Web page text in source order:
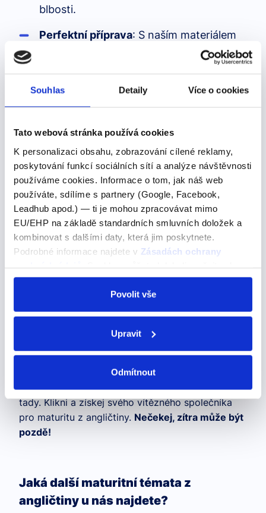
Souhlas Detaily Více o cookies
Tato webová stránka používá cookies
K personalizaci obsahu, zobrazování cílené reklamy,
poskytování funkcí sociálních sítí a analýze návštěvnosti
používáme cookies. Informace o tom, jak náš web
používáte, sdílíme s partnery (Google, Facebook,
Leadhub apod.) — ti je mohou zpracovávat mimo
EU/EHP na základě standardních smluvních doložek a
kombinovat s dalšími daty, která jim poskytnete.
Podrobné informace najdete v Zásadách ochrany
odvolat v nastavení cookies, případně se obrátit na
Povolit vše
Upravit
Odmítnout
blbosti.
Perfektní příprava: S naším materiálem
se dostaneš na úroveň, o které jsi ani
ve dvou obtížnostech, s kterými zaručeně
Základní – jednoduššígramatika a slovní
zásoba, pokud chceš hlavně prolézt
Pokročilá
– pokročilá gramatika a slovní
zásoba, kdybys chtěl udělat dojem
Zkrátka a dobře, HEALTH, MEDICAL CARE,
nás, abys mohl skládat maturitu s úsměvem. Tvoje
budoucnost začíná teď. Nechceš přeci jen tak
něco. Chceš to nejlepší.
Přidej se k těm, kteří už to mají za sebou s
jedničkou. Tvoje cesta k úspěšné maturitě začíná
tady. Klikni a získej svého vítězného společníka
pro maturitu z angličtiny. Nečekej, zítra může být
pozdě!
Jaká další maturitní témata z
angličtiny u nás najdete?